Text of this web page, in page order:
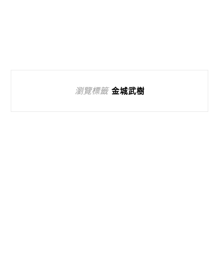
瀏覽標籤 金城武樹